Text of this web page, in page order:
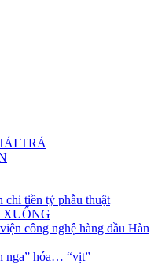
TRẢ
chi tiền tỷ phẫu thuật
công nghệ hàng đầu Hàn
nga” hóa… “vịt”